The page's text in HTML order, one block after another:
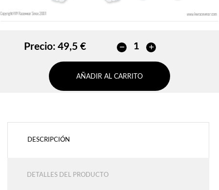
Precio: 49,5 €
AÑADIR AL CARRITO
DESCRIPCIÓN
DETALLES DEL PRODUCTO